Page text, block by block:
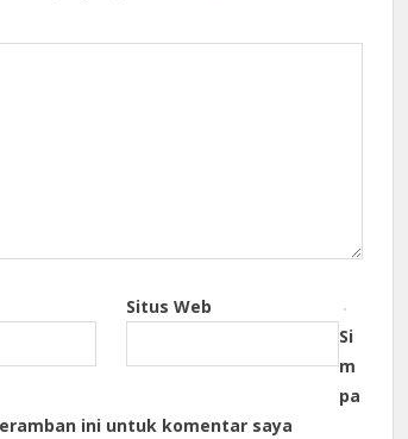
Situs Web
Si
m
pa
ini untuk komentar saya